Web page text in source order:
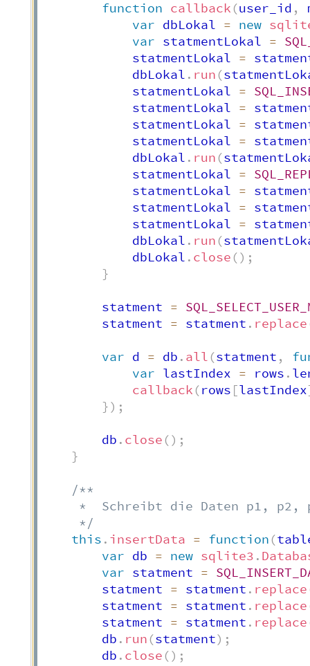
function callback (user_id ,
var dbLokal = new
var statmentLokal =
            statmentLokal
=
            dbLokal
. run (
            statmentLokal
=
            statmentLokal
=
            statmentLokal
=
            statmentLokal
=
            dbLokal
. run (
            statmentLokal
=
            statmentLokal
=
            statmentLokal
=
            statmentLokal
=
            dbLokal
. run (
            dbLokal
. close () ;
}
        statment
=
        statment
= statment . replace
var d = db . all (statment ,
var lastIndex = rows .
callback (rows [lastIndex
}) ;
        db
. close () ;
}
/**
*  Schreibt die Daten p1, p2,
     */
this . insertData = function (
var db = new sqlite3 .
var statment =
        statment
= statment . replace
        statment
= statment . replace
        statment
= statment . replace
        db
. run (statment) ;
        db
. close () ;